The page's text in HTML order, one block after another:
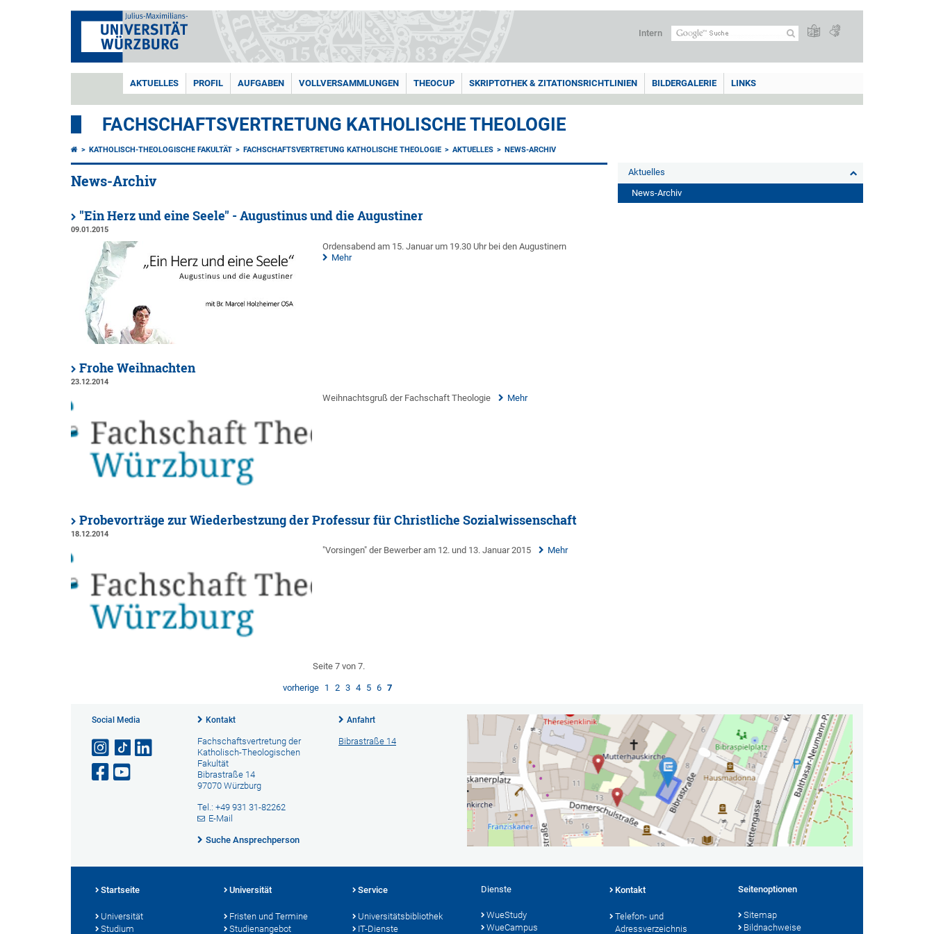
Intern
AKTUELLES PROFIL AUFGABEN VOLLVERSAMMLUNGEN THEOCUP SKRIPTOTHEK & ZITATIONSRICHTLINIEN BILDERGALERIE LINKS
FACHSCHAFTSVERTRETUNG KATHOLISCHE THEOLOGIE
KATHOLISCH-THEOLOGISCHE FAKULTÄT FACHSCHAFTSVERTRETUNG KATHOLISCHE THEOLOGIE AKTUELLES NEWS-ARCHIV
News-Archiv
"Ein Herz und eine Seele" - Augustinus und die Augustiner
09.01.2015
Ordensabend am 15. Januar um 19.30 Uhr bei den Augustinern
Mehr
Frohe Weihnachten
23.12.2014
Weihnachtsgruß der Fachschaft Theologie Mehr
Probevorträge zur Wiederbestzung der Professur für Christliche Sozialwissenschaft
18.12.2014
"Vorsingen" der Bewerber am 12. und 13. Januar 2015 Mehr
Seite 7 von 7.
vorherige 1 2 3 4 5 6 7
Aktuelles
News-Archiv
Social Media Kontakt
Fachschaftsvertretung der
Katholisch-Theologischen
Fakultät
Bibrastraße 14
97070 Würzburg
Tel.: +49 931 31-82262
E-Mail
Suche Ansprechperson
Anfahrt
Bibrastraße 14
Startseite
Universität
Studium
Universität
Fristen und Termine
Studienangebot
Service
Universitätsbibliothek
IT-Dienste
Dienste
WueStudy
WueCampus
Kontakt
Telefon- und
Adressverzeichnis
Seitenoptionen
Sitemap
Bildnachweise